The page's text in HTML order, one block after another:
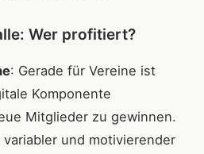
Wer profitiert?
: Gerade für Vereine ist
Komponente
Mitglieder zu gewinnen.
variabler und motivierender